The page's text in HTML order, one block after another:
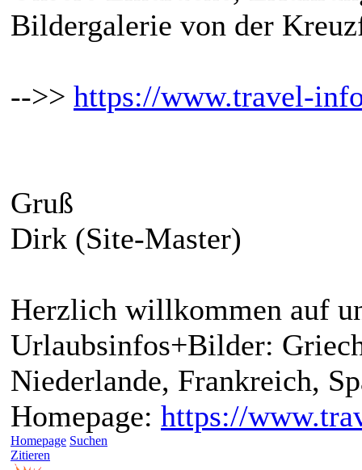
Bildergalerie von der
-->> https://www.travel-
Gruß
Dirk (Site-Master)
Herzlich willkommen auf
Urlaubsinfos+Bilder:
Niederlande, Frankreich,
Homepage: https://
Homepage Suchen
Zitieren